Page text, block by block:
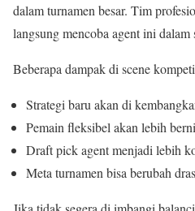
dalam turnamen besar. Tim
langsung mencoba agent ini dalam
Beberapa dampak di scene
Strategi baru akan di
Pemain fleksibel akan lebih
Draft pick agent menjadi lebih
Meta turnamen bisa berubah